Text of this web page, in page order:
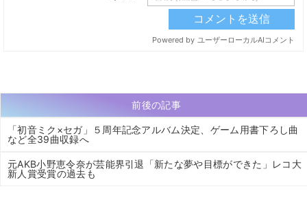
前後の記事
「初音ミク×セガ」５周年記念アルバム決定、ゲーム用書下ろし曲
など全39曲収録へ
元AKB小野恵令奈が芸能界引退「新たな夢や目標ができた」レコ大
新人賞受賞の過去も